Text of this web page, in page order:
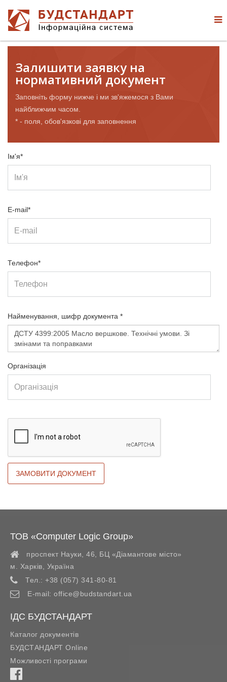
Залишити заявку на
нормативний документ
Заповніть форму нижче і ми зв'яжемося з Вами
найближчим часом.
* - поля, обов'язкові для заповнення
Ім'я*
E-mail*
Телефон*
Найменування, шифр документа *
Організація
ТОВ «Computer Logic Group»
проспект Науки, 46, БЦ «Діамантове місто»
м. Харків
Україна
Тел.: +38 (057) 341-80-81
E-mail: office@budstandart.ua
ІДС БУДСТАНДАРТ
Каталог документів
БУДСТАНДАРТ Online
Можливості програми